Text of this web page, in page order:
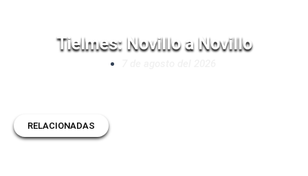
Tielmes: Novillo a Novillo
RELACIONADAS